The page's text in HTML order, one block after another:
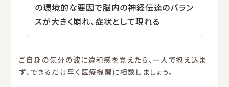
の環境的な要因で脳内の神経伝達のバラン
スが大きく崩れ、症状として現れる
ご自身の気分の波に違和感を覚えたら、一人で抱え込ま
ず、できるだけ早く医療機関に相談しましょう。